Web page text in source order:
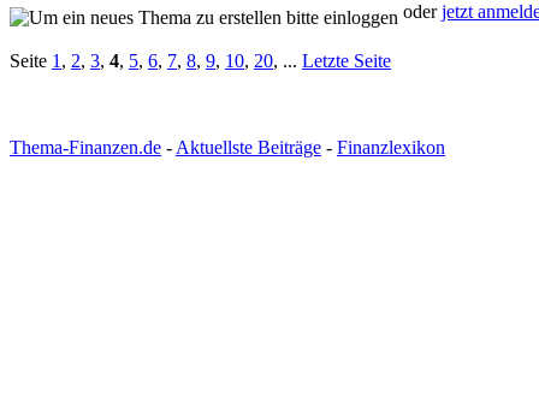
oderjetzt
Seite 1 , 2, 3, 4, 5, 6, 7, 8, 9, 10, 20, ... Letzte Seite
Thema-Finanzen.de - Aktuellste Beiträge - Finanzlexikon